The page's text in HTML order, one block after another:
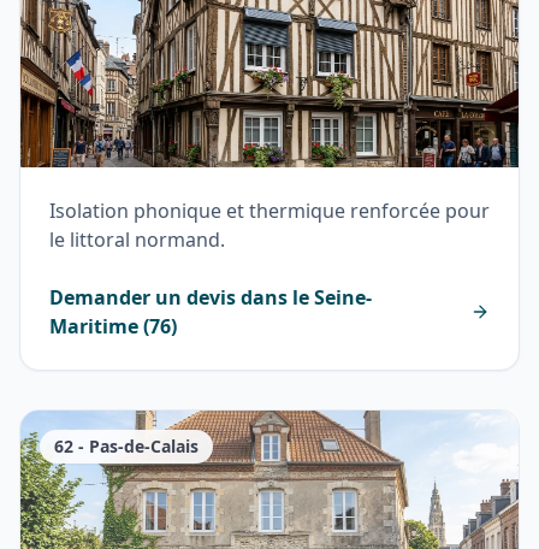
Isolation phonique et thermique renforcée pour
le littoral normand.
Demander un devis dans leSeine-
Maritime(76)
62 - Pas-de-Calais